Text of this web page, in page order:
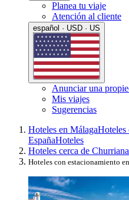
Planea tu viaje
Atención al cliente
español · USD · US
Anunciar una
Mis viajes
Sugerencias
Hoteles en MálagaHoteles
EspañaHoteles
Hoteles cerca de Churriana
Hoteles con estacionamiento